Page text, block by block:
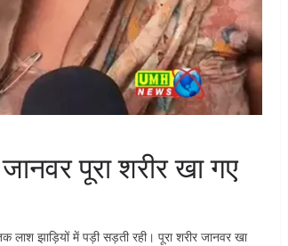
पूरा शरीर खा गए
झाड़ियों में पड़ी सड़ती रही। पूरा शरीर जानवर खा